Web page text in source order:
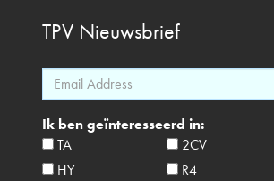
TPV Nieuwsbrief
Ik ben geïnteresseerd in:
TA
2CV
HY
R4